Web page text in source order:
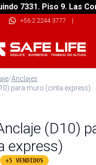
7331. Piso 9. Las
+56 2 2244 3777 |
/Anclajes
para muro (cinta express)
(D10)
express)
+5 VENDIDOS